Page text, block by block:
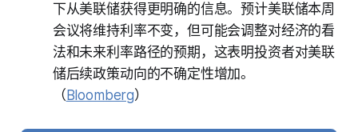
下从美联储获得更明确的信息。预计美联储本周
会议将维持利率不变，但可能会调整对经济的看
法和未来利率路径的预期，这表明投资者对美联
储后续政策动向的不确定性增加。
（ Bloomberg）